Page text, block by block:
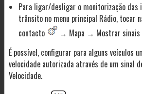
Para ligar/desligar o monitorização das
trânsito no menu principal Rádio, tocar
contacto
→ Mapa → Mostrar sinais
É possível, configurar para alguns veículos
velocidade autorizada através de um sinal
Velocidade.